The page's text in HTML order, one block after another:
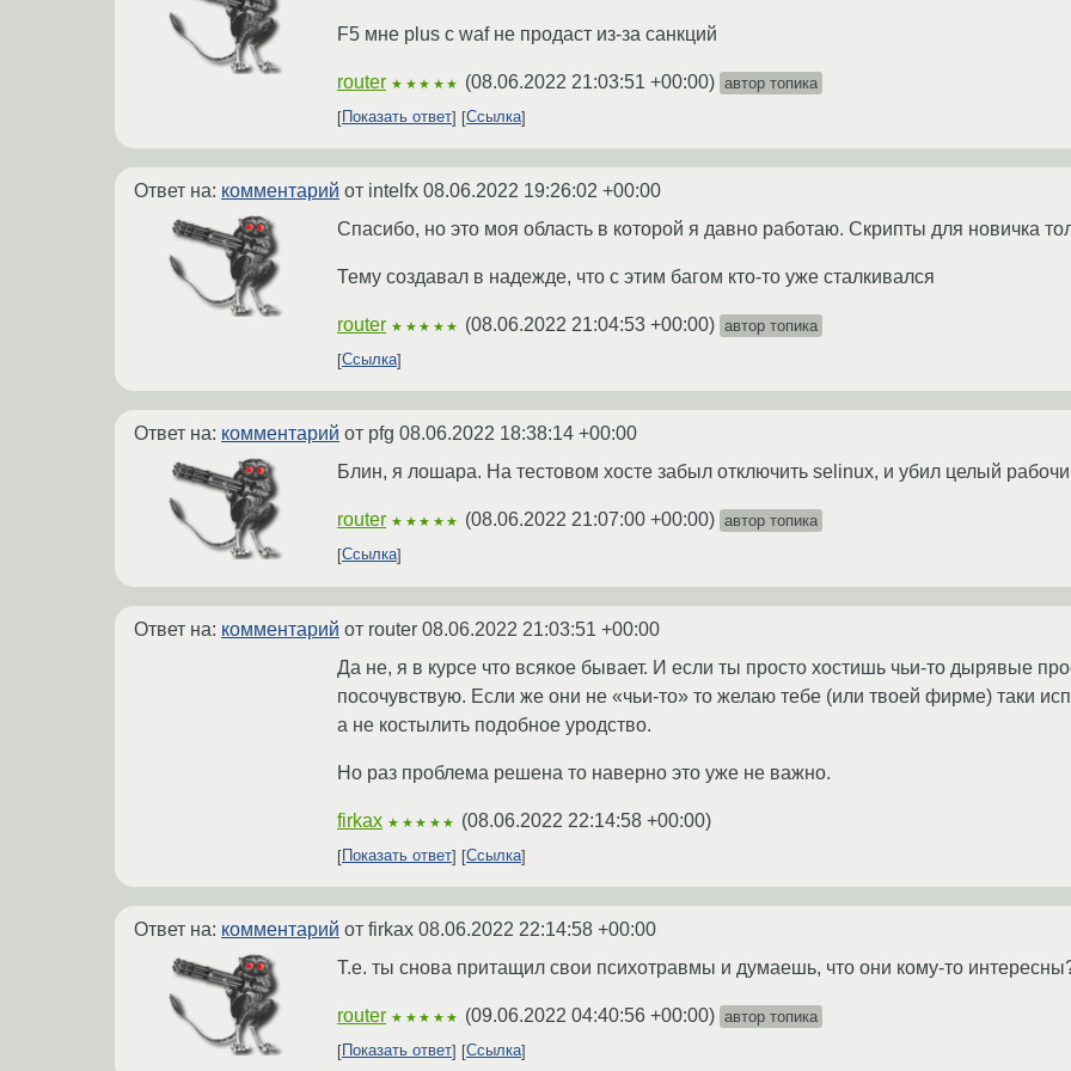
F5 мне plus с waf не продаст из-за санкций
router ★★★★★ (08.06.2022 21:03:51 +00:00) автор топика
Показать ответ
Ссылка
Ответ на: комментарий от intelfx 08.06.2022 19:26:02 +00:00
Спасибо, но это моя область в которой я давно работаю. Скрипты для новичка
Тему создавал в надежде, что с этим багом кто-то уже сталкивался
router ★★★★★ (08.06.2022 21:04:53 +00:00) автор топика
Ссылка
Ответ на: комментарий от pfg 08.06.2022 18:38:14 +00:00
Блин, я лошара. На тестовом хосте забыл отключить selinux, и убил целый
router ★★★★★ (08.06.2022 21:07:00 +00:00) автор топика
Ссылка
Ответ на: комментарий от router 08.06.2022 21:03:51 +00:00
Да не, я в курсе что всякое бывает. И если ты просто хостишь чьи-то дырявые
посочувствую. Если же они не «чьи-то» то желаю тебе (или твоей фирме) таки
а не костылить подобное уродство.
Но раз проблема решена то наверно это уже не важно.
firkax ★★★★★ (08.06.2022 22:14:58 +00:00)
Показать ответ Ссылка
Ответ на: комментарий от firkax 08.06.2022 22:14:58 +00:00
Т.е. ты снова притащил свои психотравмы и думаешь, что они кому-то
router ★★★★★ (09.06.2022 04:40:56 +00:00) автор топика
Показать ответ
Ссылка